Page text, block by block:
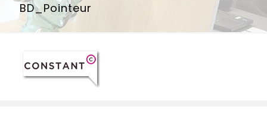
BD_Pointeur